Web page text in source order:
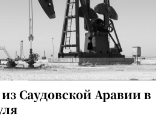
Саудовской Аравии в